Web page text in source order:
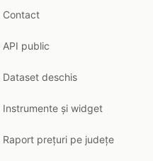
Contact
API public
Dataset deschis
Instrumente și widget
Raport prețuri pe județe